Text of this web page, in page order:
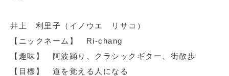
井上 利里子（イノウエ リサコ）
【ニックネーム】 Ri-chang
【趣味】 阿波踊り、クラシックギター、街散歩
【目標】 道を覚える人になる